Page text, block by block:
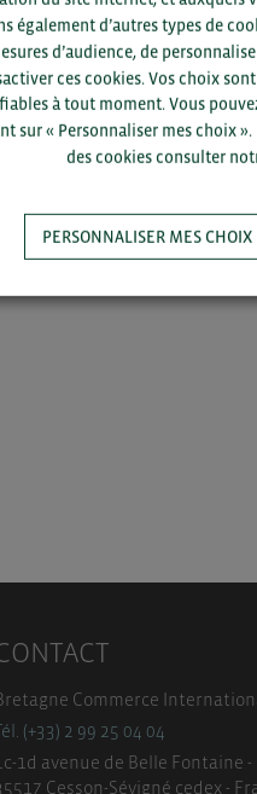
ACCÉDEZ À LA
Commerce
(+33) 2 99 25 04 04
1d avenue de Belle Fontaine -
Cesson-Sévigné cedex -
également d’autres types de
d’audience, de
ces cookies. Vos choix
à tout moment. Vous
sur « Personnaliser mes choix
des cookies consulter
PERSONNALISER MES CHOIX